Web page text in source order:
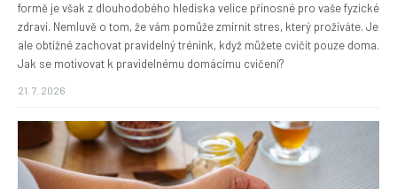
formě je však z dlouhodobého hlediska velice přínosné pro vaše fyzické
zdraví. Nemluvě o tom, že vám pomůže zmírnit stres, který prožíváte. Je
ale obtížné zachovat pravidelný trénink, když můžete cvičit pouze doma.
Jak se motivovat k pravidelnému domácímu cvičení?
21. 7. 2026